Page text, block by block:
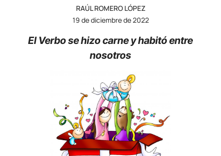
RAÚL ROMERO LÓPEZ
19 de diciembre de 2022
El Verbo se hizo carne y habitó entre
nosotros